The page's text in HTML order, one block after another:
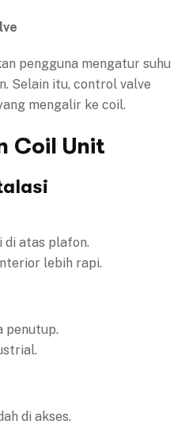
pengguna mengatur suhu
Selain itu, control valve
mengalir ke coil.
Coil Unit
di atas plafon.
lebih rapi.
penutup.
di akses.